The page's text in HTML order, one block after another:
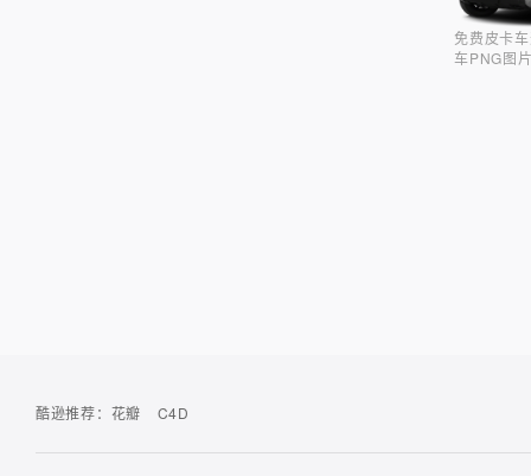
免费皮卡
车PNG图
酷逊推荐： 花瓣 C4D